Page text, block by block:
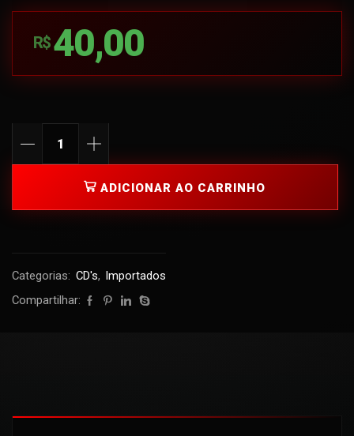
R$ 40,00
ADICIONAR AO CARRINHO
Categorias: CD's, Importados
Compartilhar: